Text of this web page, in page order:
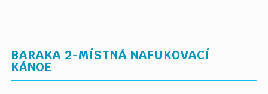
BARAKA 2-MÍSTNÁ NAFUKOVACÍ
KÁNOE